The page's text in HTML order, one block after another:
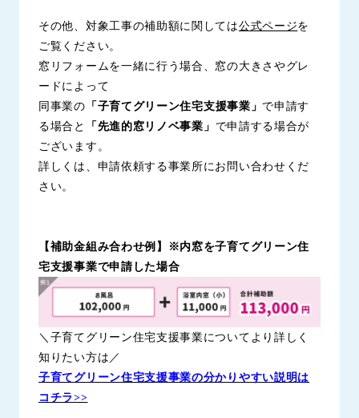
その他、対象工事の補助額に関しては公式ページを
ご覧ください。
窓リフォームを一緒に行う場合、窓の大きさやグレ
ードによって
同事業の 「子育てグリーン住宅支援事業」 で申請す
る場合と
「先進的窓リノベ事業」 で申請する場合が
ございます。
詳しくは、申請依頼する事業所にお問い合わせくだ
さい。
【補助金組み合わせ例】※内窓を子育てグリーン住
宅支援事業で申請した場合
＼子育てグリーン住宅支援事業についてより詳しく
知りたい方は／
子育てグリーン住宅支援事業の分かりやすい説明は
コチラ>>